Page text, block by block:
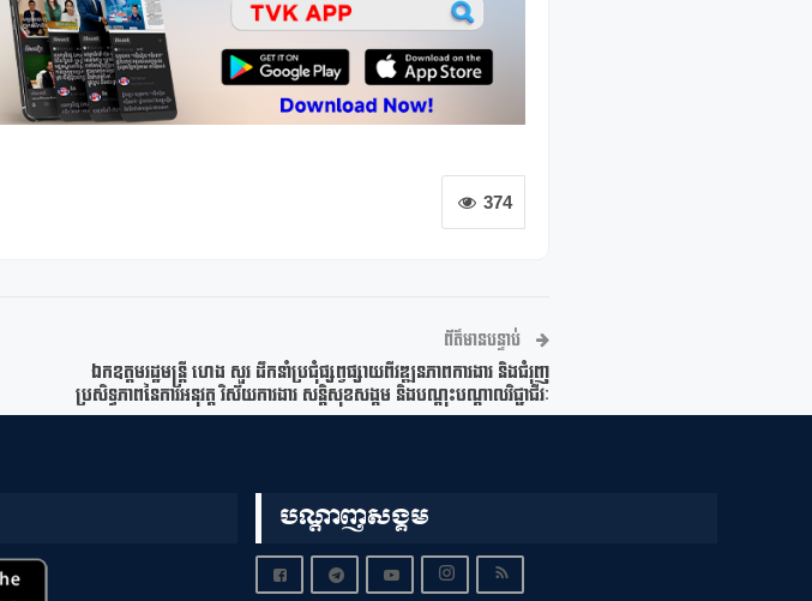
374
ព័ត៌មានបន្ទាប់
ឯកឧត្តមរដ្ឋមន្ត្រី ហេង សួរ ដឹកនាំប្រជុំផ្សព្វផ្សាយពីវឌ្ឍនភាពការងារ និងជំរុញ
ប្រសិទ្ធភាពនៃការអនុវត្ត វិស័យការងារ សន្តិសុខសង្គម និងបណ្តុះបណ្តាលវិជ្ជាជីវៈ
បណ្តាញសង្គម